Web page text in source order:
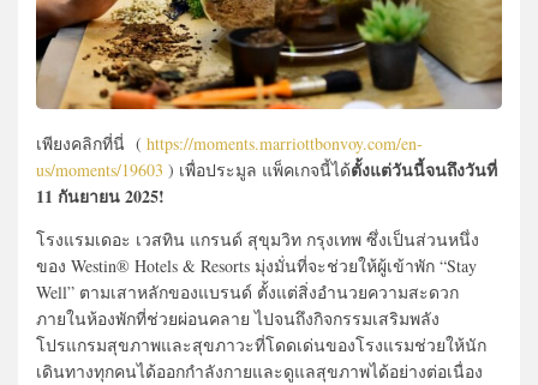
เพียงคลิกที่นี่ ( https://moments.marriottbonvoy.com/en-
us/moments/19603 ) เพื่อประมูล แพ็คเกจนี้ได้ตั้งแต่วันนี้จนถึงวันที่
11 กันยายน 2025!
โรงแรมเดอะ เวสทิน แกรนด์ สุขุมวิท กรุงเทพ ซึ่งเป็นส่วนหนึ่ง
ของ Westin® Hotels & Resorts มุ่งมั่นที่จะช่วยให้ผู้เข้าพัก “Stay
Well” ตามเสาหลักของแบรนด์ ตั้งแต่สิ่งอำนวยความสะดวก
ภายในห้องพักที่ช่วยผ่อนคลาย ไปจนถึงกิจกรรมเสริมพลัง
โปรแกรมสุขภาพและสุขภาวะที่โดดเด่นของโรงแรมช่วยให้นัก
เดินทางทุกคนได้ออกกำลังกายและดูแลสุขภาพได้อย่างต่อเนื่อง